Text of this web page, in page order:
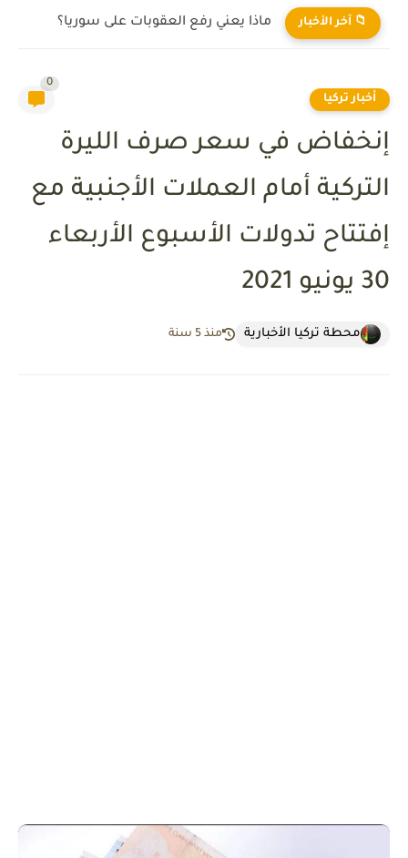
📁 آخر الأخبار ماذا يعني رفع العقوبات على سوريا؟
أخبار تركيا
0
إنخفاض في سعر صرف الليرة
التركية أمام العملات الأجنبية مع
إفتتاح تدولات الأسبوع الأربعاء
30 يونيو 2021
محطة تركيا الأخبارية منذ 5 سنة